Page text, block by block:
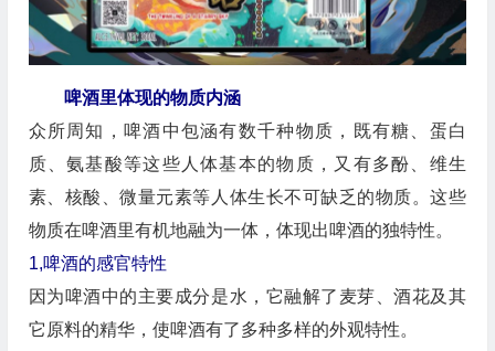
啤酒里体现的物质内涵
众所周知，啤酒中包涵有数千种物质，既有糖、蛋白
质、氨基酸等这些人体基本的物质，又有多酚、维生
素、核酸、微量元素等人体生长不可缺乏的物质。这些
物质在啤酒里有机地融为一体，体现出啤酒的独特性。
1,啤酒的感官特性
因为啤酒中的主要成分是水，它融解了麦芽、酒花及其
它原料的精华，使啤酒有了多种多样的外观特性。